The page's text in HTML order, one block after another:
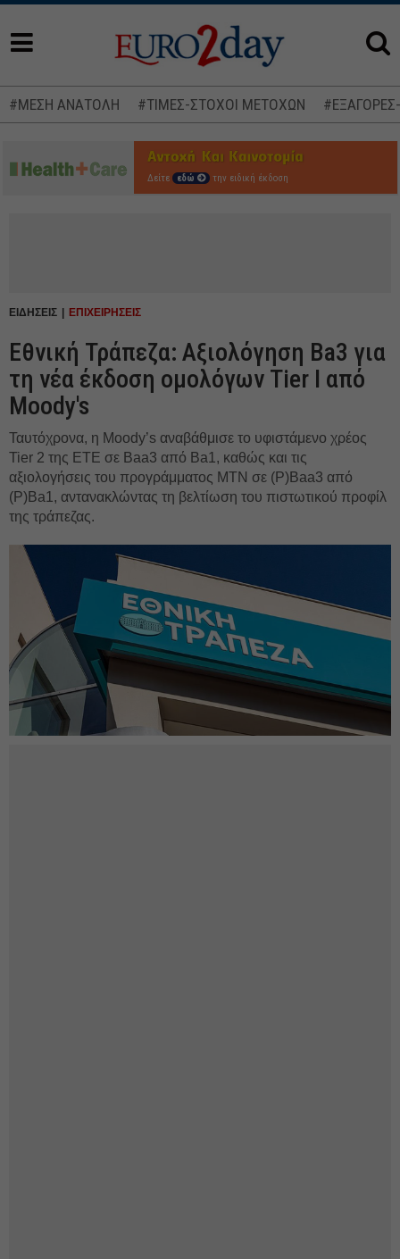
#ΜΕΣΗ ΑΝΑΤΟΛΗ #ΤΙΜΕΣ-ΣΤΟΧΟΙ ΜΕΤΟΧΩΝ
Δείτε εδώ την ειδική έκδοση
ΕΙΔΗΣΕΙΣ ΕΠΙΧΕΙΡΗΣΕΙΣ
Εθνική Τράπεζα: Αξιολόγηση Ba3 για
τη νέα έκδοση ομολόγων Tier I από
Moody's
Ταυτόχρονα, η Moody’s αναβάθμισε το υφιστάμενο χρέος
Tier 2 της ΕΤΕ σε Baa3 από Ba1, καθώς και τις
αξιολογήσεις του προγράμματος MTN σε (P)Baa3 από
(P)Ba1, αντανακλώντας τη βελτίωση του πιστωτικού προφίλ
της τράπεζας.